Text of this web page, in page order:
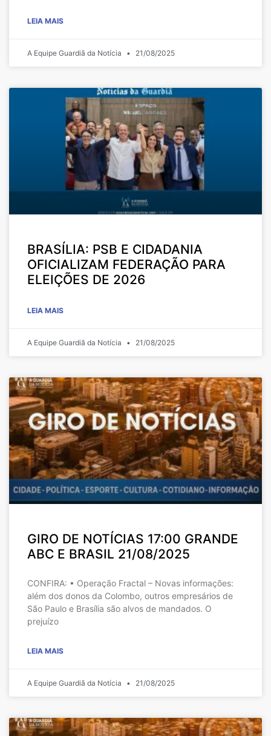
LEIA MAIS
A Equipe Guardiã da Notícia 21/08/2025
BRASÍLIA: PSB E CIDADANIA
OFICIALIZAM FEDERAÇÃO PARA
ELEIÇÕES DE 2026
LEIA MAIS
A Equipe Guardiã da Notícia 21/08/2025
GIRO DE NOTÍCIAS 17:00 GRANDE
ABC E BRASIL 21/08/2025
CONFIRA: • Operação Fractal – Novas informações:
além dos donos da Colombo, outros empresários de
São Paulo e Brasília são alvos de mandados. O
prejuízo
LEIA MAIS
A Equipe Guardiã da Notícia 21/08/2025